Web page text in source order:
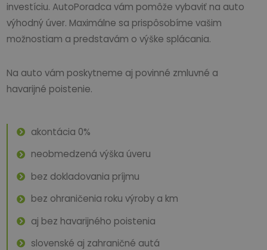
investíciu. AutoPoradca vám pomôže vybaviť na auto
výhodný úver. Maximálne sa prispôsobíme vašim
možnostiam a predstavám o výške splácania.
Na auto vám poskytneme aj povinné zmluvné a
havarijné poistenie.
akontácia 0%
neobmedzená výška úveru
bez dokladovania príjmu
bez ohraničenia roku výroby a km
aj bez havarijného poistenia
slovenské aj zahraničné autá